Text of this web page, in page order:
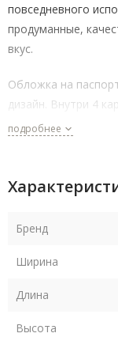
повседневного
продуманные,
вкус.
Обложка на
дизайн. Внутри 4
для документов.
подробнее
Бренд
Ширина
Длина
Высота